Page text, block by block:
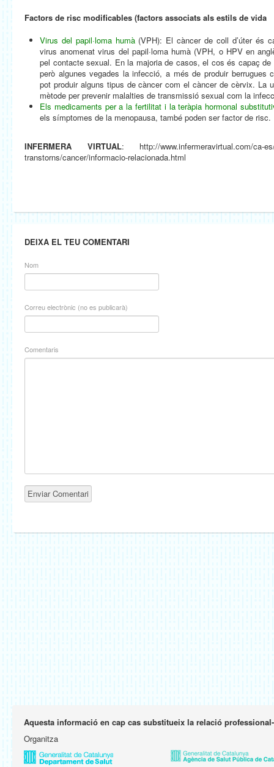
Factors de risc modificables (factors associats als estils de vida
Virus del papil·loma humà (VPH): El càncer de coll d’úter és
virus anomenat virus del papil·loma humà (VPH, o HPV en
pel contacte sexual. En la majoria de casos, el cos és capaç
però algunes vegades la infecció, a més de produir berrugues
pot produir alguns tipus de càncer com el càncer de cèrvix. La
mètode per prevenir malalties de transmissió sexual com la
Els medicaments per a la fertilitat i la teràpia hormonal
els símptomes de la menopausa, també poden ser factor de risc.
INFERMERA VIRTUAL: http://www.infermeravirtual.com/ca-es/
transtorns/cancer/informacio-relacionada.html
DEIXA EL TEU COMENTARI
Nom
Correu electrònic (no es publicarà)
Comentaris
Aquesta informació en cap cas substitueix la relació
Organitza